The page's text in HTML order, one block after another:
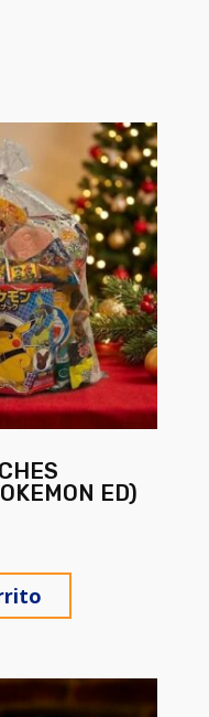
en la página de
ED)